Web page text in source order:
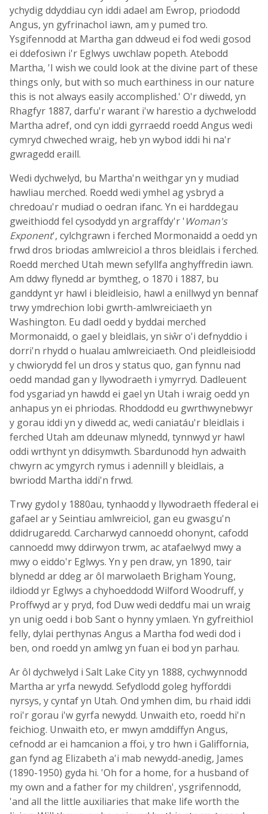
ychydig ddyddiau cyn iddi adael am Ewrop, priododd
Angus, yn gyfrinachol iawn, am y pumed tro.
Ysgifennodd at Martha gan ddweud ei fod wedi gosod
ei ddefosiwn i'r Eglwys uwchlaw popeth. Atebodd
Martha, 'I wish we could look at the divine part of these
things only, but with so much earthiness in our nature
this is not always easily accomplished.' O'r diwedd, yn
Rhagfyr 1887, darfu'r warant i'w harestio a dychwelodd
Martha adref, ond cyn iddi gyrraedd roedd Angus wedi
cymryd chweched wraig, heb yn wybod iddi hi na'r
gwragedd eraill.
Wedi dychwelyd, bu Martha'n weithgar yn y mudiad
hawliau merched. Roedd wedi ymhel ag ysbryd a
chredoau'r mudiad o oedran ifanc. Yn ei harddegau
gweithiodd fel cysodydd yn argraffdy'r 'Woman's
Exponent', cylchgrawn i ferched Mormonaidd a oedd yn
frwd dros briodas amlwreiciol a thros bleidlais i ferched.
Roedd merched Utah mewn sefyllfa anghyffredin iawn.
Am ddwy flynedd ar bymtheg, o 1870 i 1887, bu
ganddynt yr hawl i bleidleisio, hawl a enillwyd yn bennaf
trwy ymdrechion lobi gwrth-amlwreiciaeth yn
Washington. Eu dadl oedd y byddai merched
Mormonaidd, o gael y bleidlais, yn siŵr o'i defnyddio i
dorri'n rhydd o hualau amlwreiciaeth. Ond pleidleisiodd
y chwiorydd fel un dros y status quo, gan fynnu nad
oedd mandad gan y llywodraeth i ymyrryd. Dadleuent
fod ysgariad yn hawdd ei gael yn Utah i wraig oedd yn
anhapus yn ei phriodas. Rhoddodd eu gwrthwynebwyr
y gorau iddi yn y diwedd ac, wedi caniatáu'r bleidlais i
ferched Utah am ddeunaw mlynedd, tynnwyd yr hawl
oddi wrthynt yn ddisymwth. Sbardunodd hyn adwaith
chwyrn ac ymgyrch rymus i adennill y bleidlais, a
bwriodd Martha iddi'n frwd.
Trwy gydol y 1880au, tynhaodd y llywodraeth ffederal ei
gafael ar y Seintiau amlwreiciol, gan eu gwasgu'n
ddidrugaredd. Carcharwyd cannoedd ohonynt, cafodd
cannoedd mwy ddirwyon trwm, ac atafaelwyd mwy a
mwy o eiddo'r Eglwys. Yn y pen draw, yn 1890, tair
blynedd ar ddeg ar ôl marwolaeth Brigham Young,
ildiodd yr Eglwys a chyhoeddodd Wilford Woodruff, y
Proffwyd ar y pryd, fod Duw wedi deddfu mai un wraig
yn unig oedd i bob Sant o hynny ymlaen. Yn gyfreithiol
felly, dylai perthynas Angus a Martha fod wedi dod i
ben, ond roedd yn amlwg yn fuan ei bod yn parhau.
Ar ôl dychwelyd i Salt Lake City yn 1888, cychwynnodd
Martha ar yrfa newydd. Sefydlodd goleg hyfforddi
nyrsys, y cyntaf yn Utah. Ond ymhen dim, bu rhaid iddi
roi'r gorau i'w gyrfa newydd. Unwaith eto, roedd hi'n
feichiog. Unwaith eto, er mwyn amddiffyn Angus,
cefnodd ar ei hamcanion a ffoi, y tro hwn i Galiffornia,
gan fynd ag Elizabeth a'i mab newydd-anedig, James
(1890-1950) gyda hi. 'Oh for a home, for a husband of
my own and a father for my children', ysgrifennodd,
'and all the little auxiliaries that make life worth the